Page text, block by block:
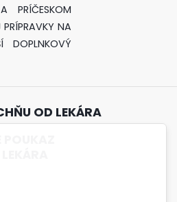
PRÍČESKOM
NA
DOPLNKOVÝ
OD LEKÁRA